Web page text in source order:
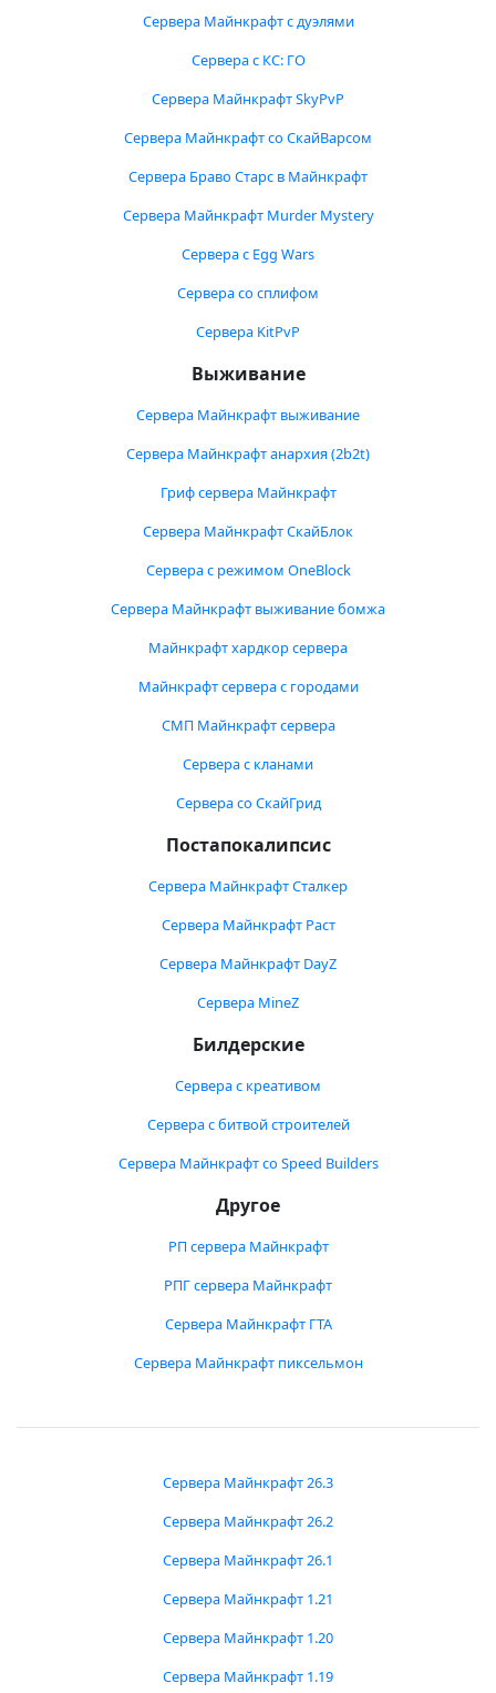
Сервера Майнкрафт с дуэлями
Сервера с КС: ГО
Сервера Майнкрафт SkyPvP
Сервера Майнкрафт со СкайВарсом
Сервера Браво Старс в Майнкрафт
Сервера Майнкрафт Murder Mystery
Сервера с Egg Wars
Сервера со сплифом
Сервера KitPvP
Выживание
Сервера Майнкрафт выживание
Сервера Майнкрафт анархия (2b2t)
Гриф сервера Майнкрафт
Сервера Майнкрафт СкайБлок
Сервера с режимом OneBlock
Сервера Майнкрафт выживание бомжа
Майнкрафт хардкор сервера
Майнкрафт сервера с городами
СМП Майнкрафт сервера
Сервера с кланами
Сервера со СкайГрид
Постапокалипсис
Сервера Майнкрафт Сталкер
Сервера Майнкрафт Раст
Сервера Майнкрафт DayZ
Сервера MineZ
Билдерские
Сервера с креативом
Сервера с битвой строителей
Сервера Майнкрафт со Speed Builders
Другое
РП сервера Майнкрафт
РПГ сервера Майнкрафт
Сервера Майнкрафт ГТА
Сервера Майнкрафт пиксельмон
Сервера Майнкрафт 26.3
Сервера Майнкрафт 26.2
Сервера Майнкрафт 26.1
Сервера Майнкрафт 1.21
Сервера Майнкрафт 1.20
Сервера Майнкрафт 1.19